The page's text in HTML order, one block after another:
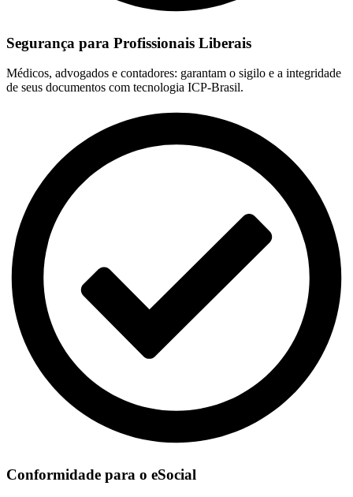
Segurança para Profissionais Liberais
Médicos, advogados e contadores: garantam o sigilo e a integridade
de seus documentos com tecnologia ICP-Brasil.
Conformidade para o eSocial